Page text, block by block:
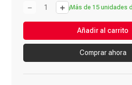
＋
－ ¡Más de 15 unidades
Añadir al carrito
Comprar ahora